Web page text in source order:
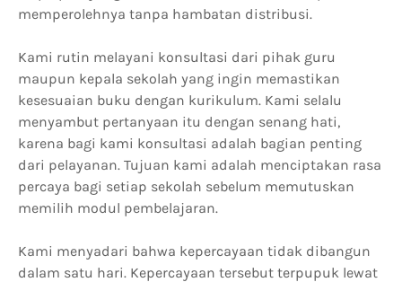
memperolehnya tanpa hambatan distribusi.
Kami rutin melayani konsultasi dari pihak guru
maupun kepala sekolah yang ingin memastikan
kesesuaian buku dengan kurikulum. Kami selalu
menyambut pertanyaan itu dengan senang hati,
karena bagi kami konsultasi adalah bagian penting
dari pelayanan. Tujuan kami adalah menciptakan rasa
percaya bagi setiap sekolah sebelum memutuskan
memilih modul pembelajaran.
Kami menyadari bahwa kepercayaan tidak dibangun
dalam satu hari. Kepercayaan tersebut terpupuk lewat